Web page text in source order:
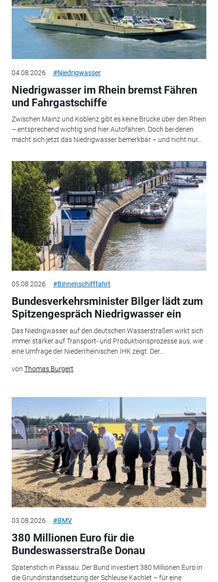
04.08.2026 #Niedrigwasser
Niedrigwasser im Rhein bremst Fähren
und Fahrgastschiffe
Zwischen Mainz und Koblenz gibt es keine Brücke über den Rhein
– entsprechend wichtig sind hier Autofähren. Doch bei denen
macht sich jetzt das Niedrigwasser bemerkbar – und nicht nur...
05.08.2026 #Binnenschifffahrt
Bundesverkehrsminister Bilger lädt zum
Spitzengespräch Niedrigwasser ein
Das Niedrigwasser auf den deutschen Wasserstraßen wirkt sich
immer stärker auf Transport- und Produktionsprozesse aus, wie
eine Umfrage der Niederrheinischen IHK zeigt. Der...
von Thomas Burgert
03.08.2026 #BMV
380 Millionen Euro für die
Bundeswasserstraße Donau
Spatenstich in Passau: Der Bund investiert 380 Millionen Euro in
die Grundinstandsetzung der Schleuse Kachlet – für eine